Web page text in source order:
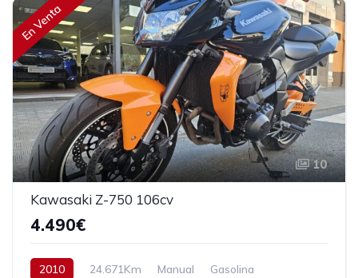
En Venta
10
Kawasaki Z-750 106cv
4.490€
2010 24.671Km Manual
Gasolina